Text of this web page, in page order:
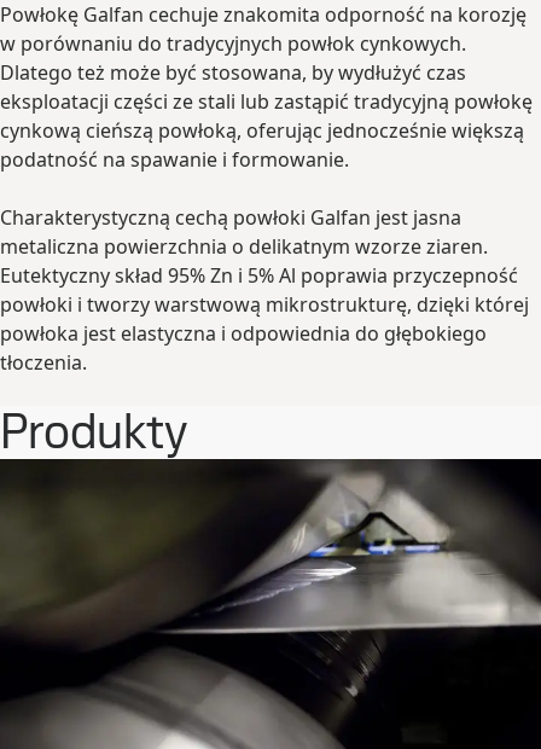
Powłokę Galfan cechuje znakomita odporność na korozję
w porównaniu do tradycyjnych powłok cynkowych.
Dlatego też może być stosowana, by wydłużyć czas
eksploatacji części ze stali lub zastąpić tradycyjną powłokę
cynkową cieńszą powłoką, oferując jednocześnie większą
podatność na spawanie i formowanie.
Charakterystyczną cechą powłoki Galfan jest jasna
metaliczna powierzchnia o delikatnym wzorze ziaren.
Eutektyczny skład 95% Zn i 5% Al poprawia przyczepność
powłoki i tworzy warstwową mikrostrukturę, dzięki której
powłoka jest elastyczna i odpowiednia do głębokiego
tłoczenia.
Produkty